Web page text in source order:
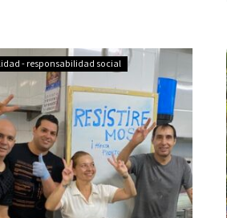
Coronavirus:
gestos
solidarios
- responsabilidad social